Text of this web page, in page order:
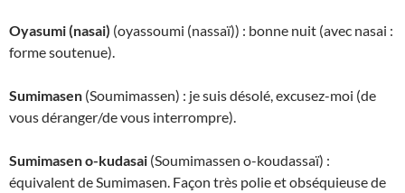
Oyasumi (nasai) (oyassoumi (nassaï)) : bonne nuit (avec nasai :
forme soutenue).
Sumimasen (Soumimassen) : je suis désolé, excusez-moi (de
vous déranger/de vous interrompre).
Sumimasen o-kudasai (Soumimassen o-koudassaï) :
équivalent de Sumimasen. Façon très polie et obséquieuse de